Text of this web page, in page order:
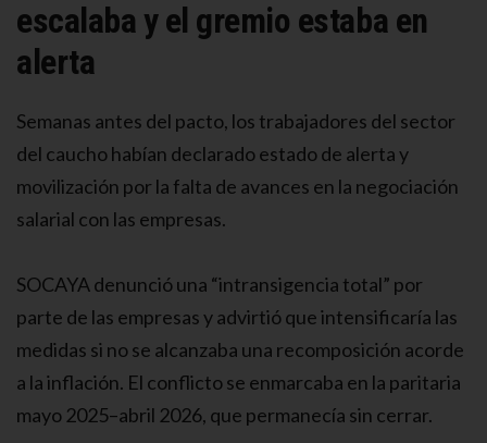
escalaba y el gremio estaba en
alerta
Semanas antes del pacto, los trabajadores del sector
del caucho habían declarado estado de alerta y
movilización por la falta de avances en la negociación
salarial con las empresas.
SOCAYA denunció una “intransigencia total” por
parte de las empresas y advirtió que intensificaría las
medidas si no se alcanzaba una recomposición acorde
a la inflación. El conflicto se enmarcaba en la paritaria
mayo 2025–abril 2026, que permanecía sin cerrar.